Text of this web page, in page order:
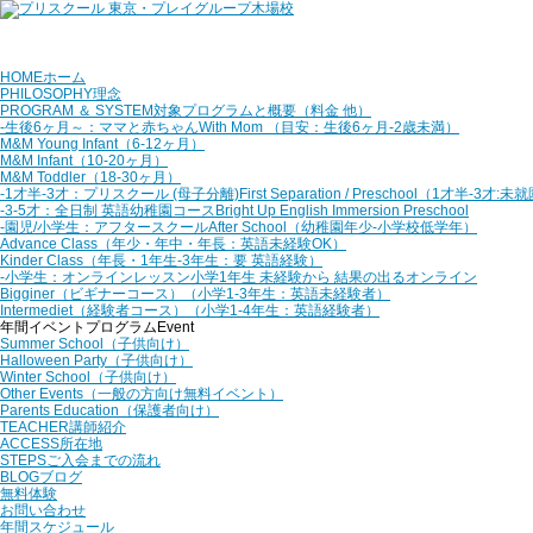
HOMEホーム
PHILOSOPHY理念
PROGRAM ＆ SYSTEM対象プログラムと概要（料金 他）
‐生後6ヶ月～：ママと赤ちゃんWith Mom （目安：生後6ヶ月‐2歳未満）
M&M Young Infant（6-12ヶ月）
M&M Infant（10-20ヶ月）
M&M Toddler （18-30ヶ月）
‐1才半‐3才：プリスクール (母子分離)First Separation / Preschool（1才半-3才:未就
‐3‐5才：全日制 英語幼稚園コース Bright Up English Immersion Preschool
‐園児/小学生：アフタースクールAfter School（幼稚園年少‐小学校低学年）
Advance Class （年少・年中・年長：英語未経験OK）
Kinder Class （年長・1年生‐3年生：要 英語経験）
‐小学生：オンラインレッスン小学1年生 未経験から 結果の出るオンライン
Bigginer（ビギナーコース）
（小学1‐3年生：英語未経験者）
Intermediet（経験者コース）
（小学1‐4年生：英語経験者）
年間イベントプログラム Event
Summer School
（子供向け）
Halloween Party （子供向け）
Winter School
（子供向け）
Other Events （一般の方向け無料イベント）
Parents Education （保護者向け）
TEACHER講師紹介
ACCESS所在地
STEPSご入会までの流れ
BLOGブログ
無料体験
お問い合わせ
年間スケジュール